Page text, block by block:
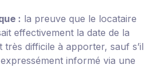
: la preuve que le locataire
effectivement la date de la
très difficile à apporter, sauf s’il
informé via une